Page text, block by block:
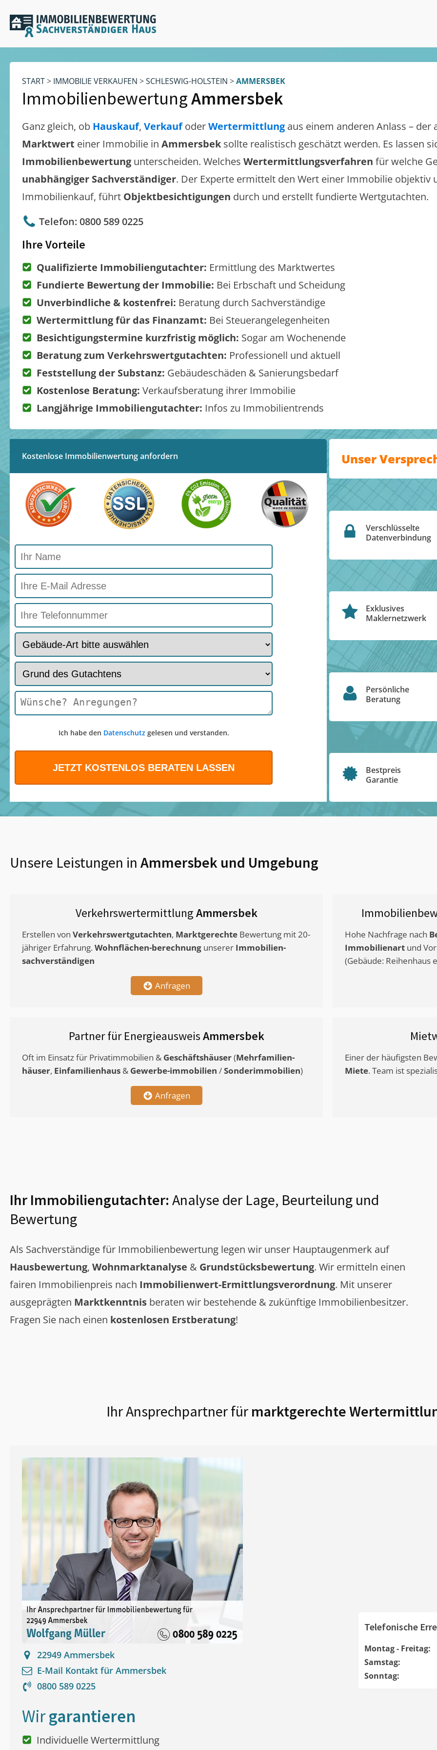
START> IMMOBILIE VERKAUFEN >SCHLESWIG-HOLSTEIN >AMMERSBEK
ImmobilienbewertungAmmersbek
Ganz gleich, ob Hauskauf, VerkaufoderWertermittlung aus einem anderen Anlass – der
Marktwert einer Immobilie in Ammersbek sollte realistisch geschätzt werden. Es lassen
Immobilienbewertung unterscheiden. Welches Wertermittlungsverfahren für welche
unabhängiger Sachverständiger. Der Experte ermittelt den Wert einer Immobilie objektiv
Immobilienkauf, führt Objektbesichtigungen durch und erstellt fundierte Wertgutachten.
Telefon: 0800 589 0225
Ihre Vorteile
Qualifizierte Immobiliengutachter: Ermittlung des Marktwertes
Fundierte Bewertung der Immobilie: Bei Erbschaft und Scheidung
Unverbindliche & kostenfrei: Beratung durch Sachverständige
Wertermittlung für das Finanzamt: Bei Steuerangelegenheiten
Besichtigungstermine kurzfristig möglich: Sogar am Wochenende
Beratung zum Verkehrswertgutachten: Professionell und aktuell
Feststellung der Substanz: Gebäudeschäden & Sanierungsbedarf
Kostenlose Beratung: Verkaufsberatung ihrer Immobilie
Langjährige Immobiliengutachter: Infos zu Immobilientrends
Kostenlose Immobilienwertung anfordern
Ich habe den Datenschutzgelesen und verstanden.
Unser
Verschlüsselte
Datenverbindung
Exklusives
Maklernetzwerk
Persönliche
Beratung
Bestpreis
Garantie
Unsere Leistungen in Ammersbek und Umgebung
VerkehrswertermittlungAmmersbek
Erstellen von Verkehrswertgutachten, Marktgerechte Bewertung mit 20-
jähriger Erfahrung. Wohnflächen-berechnung unserer Immobilien-
sachverständigen
Anfragen
Hohe Nachfrage nach
Immobilienart und
(Gebäude: Reihenhaus
Partner für EnergieausweisAmmersbek
Oft im Einsatz für Privatimmobilien & Geschäftshäuser(Mehrfamilien-
häuser, Einfamilienhaus & Gewerbe-immobilien /Sonderimmobilien)
Anfragen
Einer der häufigsten
Miete. Team ist
Ihr Immobiliengutachter: Analyse der Lage, Beurteilung und
Bewertung
Als Sachverständige für Immobilienbewertung legen wir unser Hauptaugenmerk auf
Hausbewertung, Wohnmarktanalyse & Grundstücksbewertung. Wir ermitteln einen
fairen Immobilienpreis nach Immobilienwert-Ermittlungsverordnung. Mit unserer
ausgeprägten Marktkenntnis beraten wir bestehende & zukünftige Immobilienbesitzer.
Fragen Sie nach einen kostenlosen Erstberatung!
Ihr Ansprechpartner für marktgerechte
22949 Ammersbek
E-Mail Kontakt für Ammersbek
0800 589 0225
Telefonische
Montag - Freitag:
Samstag:
Sonntag:
Wirgarantieren
Individuelle Wertermittlung